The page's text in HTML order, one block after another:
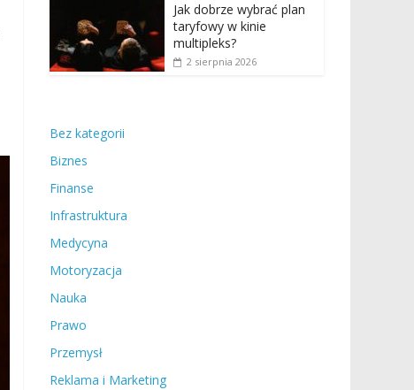
Jak dobrze wybrać plan
taryfowy w kinie
multipleks?
2 sierpnia 2026
Bez kategorii
Biznes
Finanse
Infrastruktura
Medycyna
Motoryzacja
Nauka
Prawo
Przemysł
Reklama i Marketing